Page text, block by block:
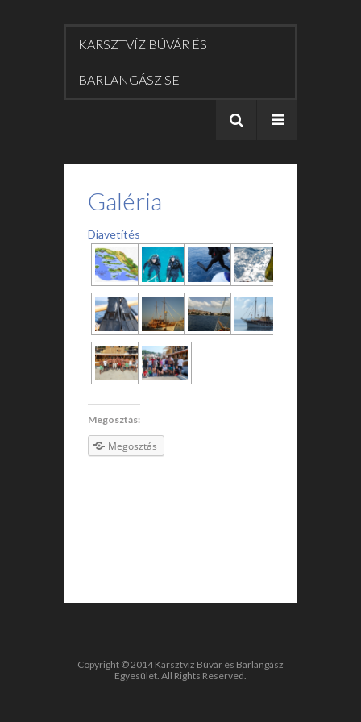
KARSZTVÍZ BÚVÁR ÉS
BARLANGÁSZ SE
Galéria
Diavetítés
Megosztás:
Megosztás
Copyright © 2014 Karsztvíz Búvár és Barlangász
Egyesület. All Rights Reserved.